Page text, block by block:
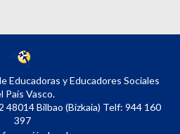
Educadoras y Educadores Sociales
País Vasco.
48014 Bilbao (Bizkaia) Telf: 944 160
397